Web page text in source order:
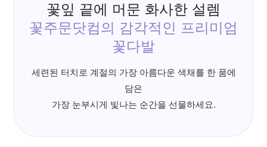
꽃잎 끝에 머문 화사한 설렘
꽃주문닷컴의 감각적인 프리미엄
꽃다발
세련된 터치로 계절의 가장 아름다운 색채를 한 품에
담은
가장 눈부시게 빛나는 순간을 선물하세요.